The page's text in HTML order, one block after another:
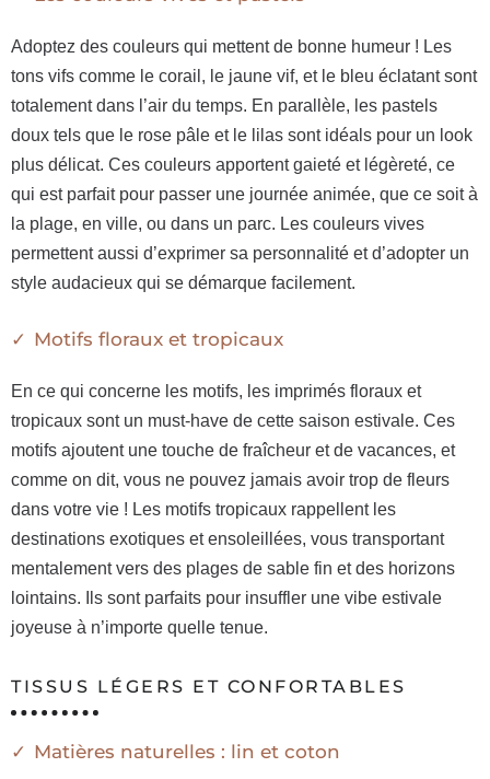
Adoptez des couleurs qui mettent de bonne humeur ! Les
tons vifs comme le corail, le jaune vif, et le bleu éclatant sont
totalement dans l’air du temps. En parallèle, les pastels
doux tels que le rose pâle et le lilas sont idéals pour un look
plus délicat. Ces couleurs apportent gaieté et légèreté, ce
qui est parfait pour passer une journée animée, que ce soit à
la plage, en ville, ou dans un parc. Les couleurs vives
permettent aussi d’exprimer sa personnalité et d’adopter un
style audacieux qui se démarque facilement.
Motifs floraux et tropicaux
En ce qui concerne les motifs, les imprimés floraux et
tropicaux sont un must-have de cette saison estivale. Ces
motifs ajoutent une touche de fraîcheur et de vacances, et
comme on dit, vous ne pouvez jamais avoir trop de fleurs
dans votre vie ! Les motifs tropicaux rappellent les
destinations exotiques et ensoleillées, vous transportant
mentalement vers des plages de sable fin et des horizons
lointains. Ils sont parfaits pour insuffler une vibe estivale
joyeuse à n’importe quelle tenue.
TISSUS LÉGERS ET CONFORTABLES
Matières naturelles : lin et coton